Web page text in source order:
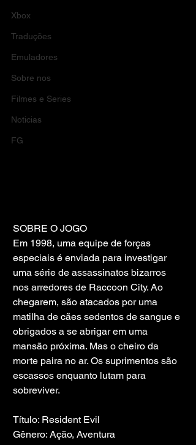
Xbox
Traduções
Emuladores
Sobre nos
Filmes e Series
Noticias
FG
SOBRE O JOGO
Em 1998, uma equipe de forças
especiais é enviada para investigar
uma série de assassinatos bizarros
nos arredores de Raccoon City. Ao
chegarem, são atacados por uma
matilha de cães sedentos de sangue e
obrigados a se abrigar em uma
mansão próxima. Mas o cheiro da
morte paira no ar. Os suprimentos são
escassos enquanto lutam para
sobreviver.
Título: Resident Evil
Gênero: Ação, Aventura